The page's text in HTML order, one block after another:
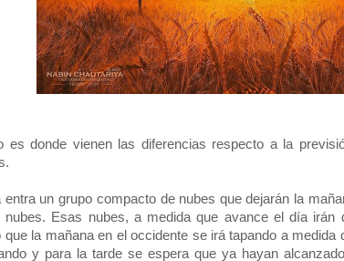
es donde vienen las diferencias respecto a la
entra un grupo compacto de nubes que dejarán la
nubes. Esas nubes, a medida que avance el día irán
que la mañana en el occidente se irá tapando a medida
y para la tarde se espera que ya hayan